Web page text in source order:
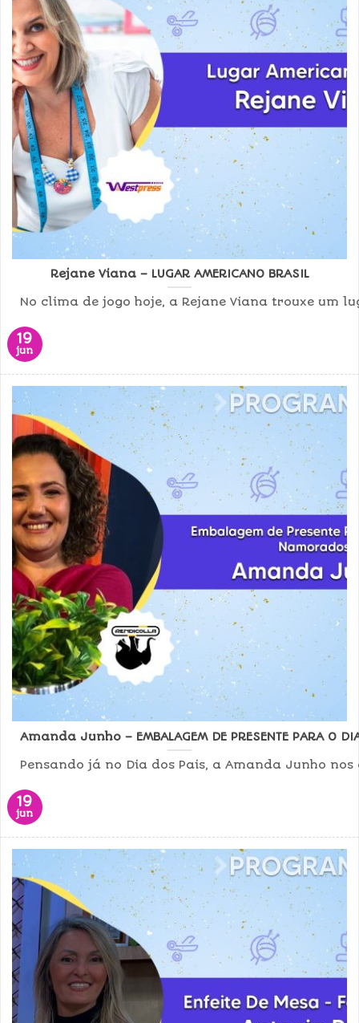
Rejane Viana – LUGAR AMERICANO BRASIL
No clima de jogo hoje, a Rejane Viana trouxe um
19
jun
Amanda Junho – EMBALAGEM DE PRESENTE PARA O
Pensando já no Dia dos Pais, a Amanda Junho
19
jun